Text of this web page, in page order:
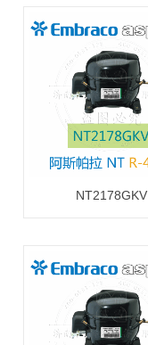
NT2178GKV